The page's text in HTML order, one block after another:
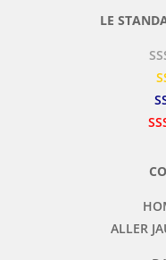
LE
ALLER